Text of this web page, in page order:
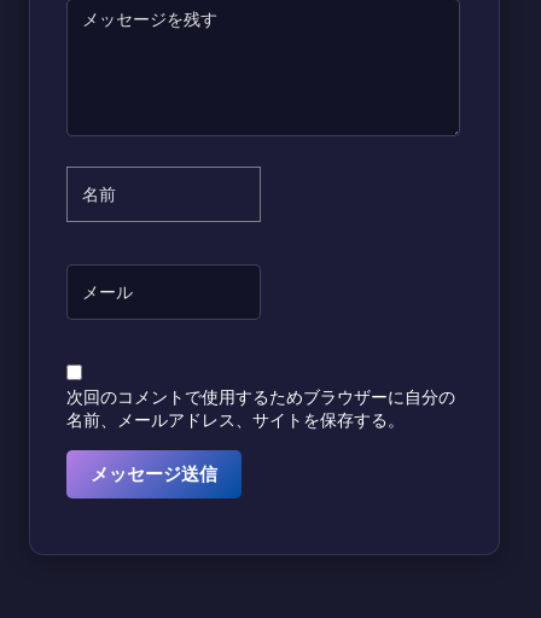
次回のコメントで使用するためブラウザーに自分の
名前、メールアドレス、サイトを保存する。